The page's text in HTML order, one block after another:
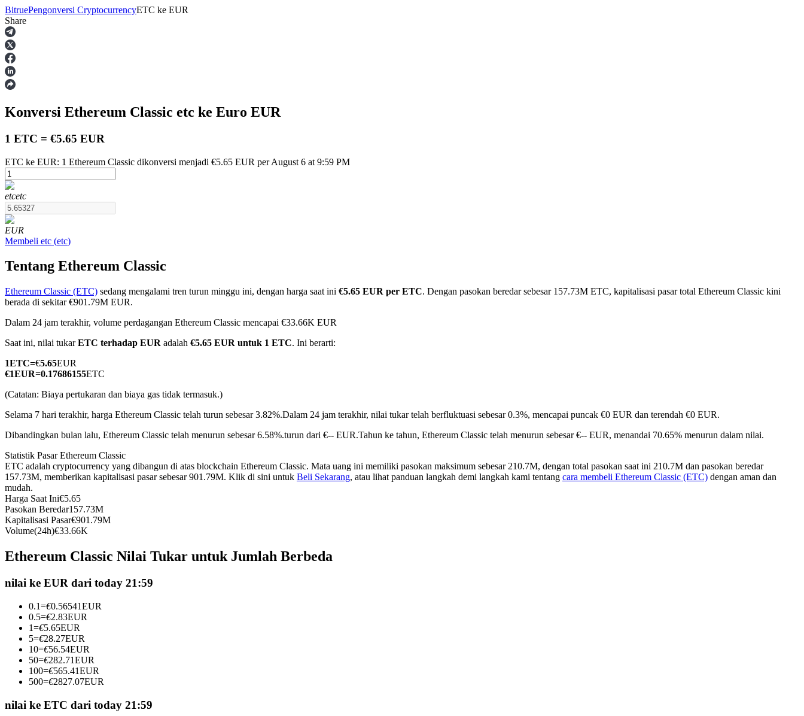
Berjangka
USDT Berjangka
Kontrak berjangka menggunakan USDT sebagai jaminannya
COIN-M Berjangka
Mata Uang Kripto Berjangka
USDC Berjangka
Kontrak berjangka menggunakan USDC sebagai jaminannya
Copy Trading
BitruePengonversi CryptocurrencyETC ke EUR
Share
Konversi Ethereum Classic etc ke Euro EUR
1 ETC = €5.65 EUR
ETC ke EUR: 1 Ethereum Classic dikonversi menjadi €5.65 EUR per August 6 at 9:59 PM
etcetc
EUR
Membeli etc (etc)
Tentang Ethereum Classic
Ethereum Classic (ETC) sedang mengalami tren turun minggu ini, dengan harga saat ini €5.65 EUR per ETC. Dengan pasokan beredar sebesar 157.73M ETC, kapitalisasi pasar total Ethereum Classic kini
berada di sekitar €901.79M EUR.
Dalam 24 jam terakhir, volume perdagangan Ethereum Classic mencapai €33.66K EUR
Saat ini, nilai tukarETC terhadap EUR adalah €5.65 EUR untuk 1 ETC. Ini berarti:
1ETC=€5.65EUR
€1EUR=0.17686155ETC
(Catatan: Biaya pertukaran dan biaya gas tidak termasuk.)
Selama 7 hari terakhir, harga Ethereum Classic telah turun sebesar 3.82%.Dalam 24 jam terakhir, nilai tukar telah berfluktuasi sebesar 0.3%, mencapai puncak €0 EUR dan terendah €0 EUR.
Dibandingkan bulan lalu, Ethereum Classic telah menurun sebesar 6.58%.turun dari €-- EUR.Tahun ke tahun, Ethereum Classic telah menurun sebesar €-- EUR, menandai 70.65% menurun dalam nilai.
Statistik Pasar Ethereum Classic
ETC adalah cryptocurrency yang dibangun di atas blockchain Ethereum Classic. Mata uang ini memiliki pasokan maksimum sebesar 210.7M, dengan total pasokan saat ini 210.7M dan pasokan beredar
157.73M, memberikan kapitalisasi pasar sebesar 901.79M. Klik di sini untuk Beli Sekarang, atau lihat panduan langkah demi langkah kami tentang cara membeli Ethereum Classic (ETC) dengan aman dan
mudah.
Harga Saat Ini€5.65
Pasokan Beredar157.73M
Kapitalisasi Pasar€901.79M
Volume(24h)€33.66K
Ethereum Classic Nilai Tukar untuk Jumlah Berbeda
nilai ke EUR dari today 21:59
0.1=€0.56541EUR
0.5=€2.83EUR
1=€5.65EUR
5=€28.27EUR
10=€56.54EUR
50=€282.71EUR
100=€565.41EUR
500=€2827.07EUR
nilai ke ETC dari today 21:59